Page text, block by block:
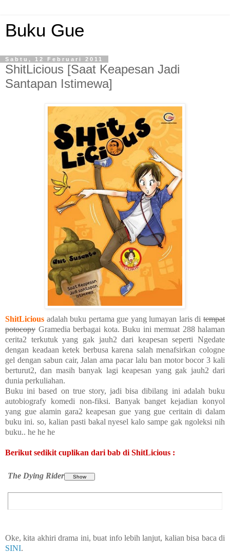
Buku Gue
Sabtu, 12 Februari 2011
ShitLicious [Saat Keapesan Jadi
Santapan Istimewa]
ShitLicious adalah buku pertama gue yang lumayan laris di tempat
potocopy Gramedia berbagai kota. Buku ini memuat 288 halaman
cerita2 terkutuk yang gak jauh2 dari keapesan seperti Ngedate
dengan keadaan ketek berbusa karena salah menafsirkan cologne
gel dengan sabun cair, Jalan ama pacar lalu ban motor bocor 3 kali
berturut2, dan masih banyak lagi keapesan yang gak jauh2 dari
dunia perkuliahan.
Buku ini based on true story, jadi bisa dibilang ini adalah buku
autobiografy komedi non-fiksi. Banyak banget kejadian konyol
yang gue alamin gara2 keapesan gue yang gue ceritain di dalam
buku ini. so, kalian pasti bakal nyesel kalo sampe gak ngoleksi nih
buku.. he he he
Berikut sedikit cuplikan dari bab di ShitLicious :
The Dying Rider
Oke, kita akhiri drama ini, buat info lebih lanjut, kalian bisa baca di
SINI.